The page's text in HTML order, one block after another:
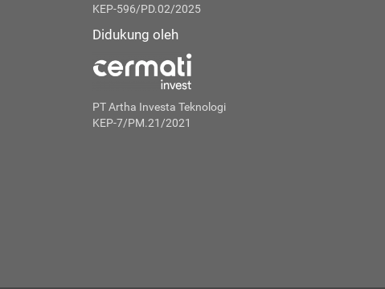
KEP-596/PD.02/2025
Didukung oleh
PT Artha Investa Teknologi
KEP-7/PM.21/2021